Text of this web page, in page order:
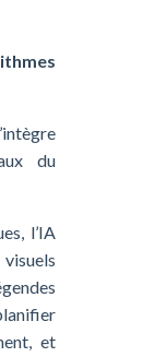
du
l’IA
et